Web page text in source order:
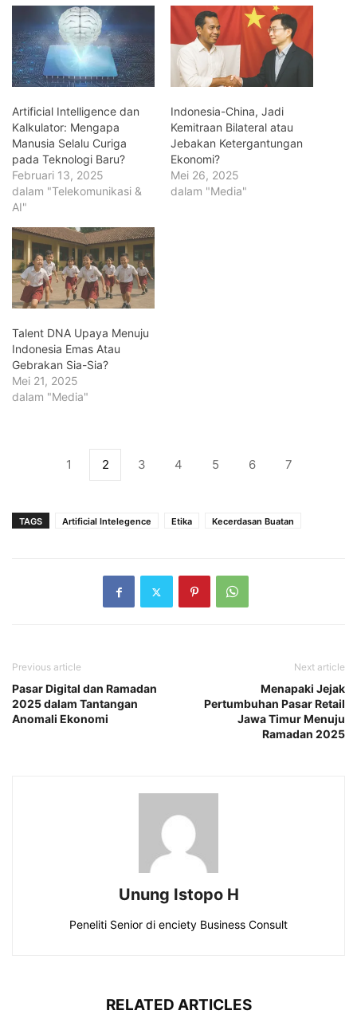
Artificial Intelligence dan
Kalkulator: Mengapa
Manusia Selalu Curiga
pada Teknologi Baru?
Februari 13, 2025
dalam "Telekomunikasi &
AI"
Indonesia-China, Jadi
Kemitraan Bilateral atau
Jebakan Ketergantungan
Ekonomi?
Mei 26, 2025
dalam "Media"
Talent DNA Upaya Menuju
Indonesia Emas Atau
Gebrakan Sia-Sia?
Mei 21, 2025
dalam "Media"
1 2 3 4 5 6 7
TAGS Artificial Intelegence Etika Kecerdasan Buatan
Previous article
Pasar Digital dan Ramadan
2025 dalam Tantangan
Anomali Ekonomi
Next article
Menapaki Jejak
Pertumbuhan Pasar Retail
Jawa Timur Menuju
Ramadan 2025
Unung Istopo H
Peneliti Senior di enciety Business Consult
RELATED ARTICLES